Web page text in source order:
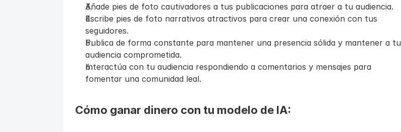
Añade pies de foto cautivadores a tus publicaciones para atraer a tu audiencia.
Escribe pies de foto narrativos atractivos para crear una conexión con tus
seguidores.
Publica de forma constante para mantener una presencia sólida y mantener a tu
audiencia comprometida.
Interactúa con tu audiencia respondiendo a comentarios y mensajes para
fomentar una comunidad leal.
Cómo ganar dinero con tu modelo de IA: